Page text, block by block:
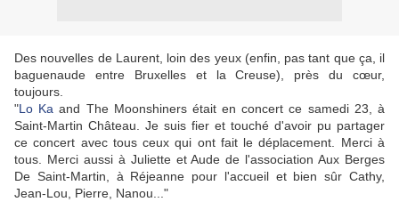
Des nouvelles de Laurent, loin des yeux (enfin, pas tant que ça, il
baguenaude entre Bruxelles et la Creuse), près du cœur,
toujours.
"Lo Ka and The Moonshiners était en concert ce samedi 23, à
Saint-Martin Château. Je suis fier et touché d'avoir pu partager
ce concert avec tous ceux qui ont fait le déplacement. Merci à
tous. Merci aussi à Juliette et Aude de l'association Aux Berges
De Saint-Martin, à Réjeanne pour l'accueil et bien sûr Cathy,
Jean-Lou, Pierre, Nanou..."